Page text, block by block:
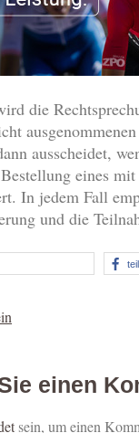
die
ausscheidet,
eines
In jedem Fall
und die
einen
sein, um einen